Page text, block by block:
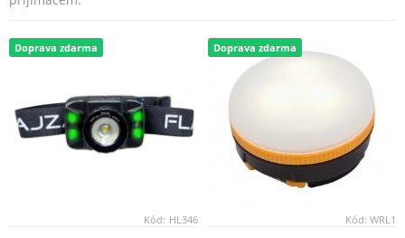
Doprava zdarma
Kód: HL346
Doprava zdarma
Kód: WRL1